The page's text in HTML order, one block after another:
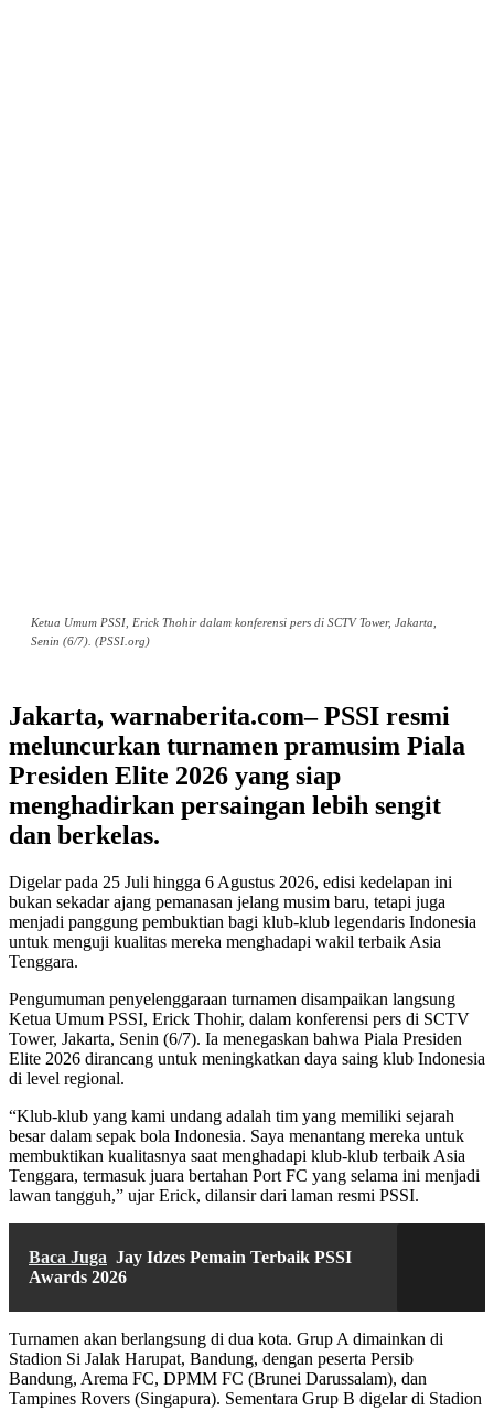
Ketua Umum PSSI, Erick Thohir dalam konferensi pers di SCTV Tower, Jakarta,
Senin (6/7). (PSSI.org)
Jakarta, warnaberita.com– PSSI resmi
meluncurkan turnamen pramusim Piala
Presiden Elite 2026 yang siap
menghadirkan persaingan lebih sengit
dan berkelas.
Digelar pada 25 Juli hingga 6 Agustus 2026, edisi kedelapan ini
bukan sekadar ajang pemanasan jelang musim baru, tetapi juga
menjadi panggung pembuktian bagi klub-klub legendaris Indonesia
untuk menguji kualitas mereka menghadapi wakil terbaik Asia
Tenggara.
Pengumuman penyelenggaraan turnamen disampaikan langsung
Ketua Umum PSSI, Erick Thohir, dalam konferensi pers di SCTV
Tower, Jakarta, Senin (6/7). Ia menegaskan bahwa Piala Presiden
Elite 2026 dirancang untuk meningkatkan daya saing klub Indonesia
di level regional.
“Klub-klub yang kami undang adalah tim yang memiliki sejarah
besar dalam sepak bola Indonesia. Saya menantang mereka untuk
membuktikan kualitasnya saat menghadapi klub-klub terbaik Asia
Tenggara, termasuk juara bertahan Port FC yang selama ini menjadi
lawan tangguh,” ujar Erick, dilansir dari laman resmi PSSI.
Baca Juga Jay Idzes Pemain Terbaik PSSI
Awards 2026
Turnamen akan berlangsung di dua kota. Grup A dimainkan di
Stadion Si Jalak Harupat, Bandung, dengan peserta Persib
Bandung, Arema FC, DPMM FC (Brunei Darussalam), dan
Tampines Rovers (Singapura). Sementara Grup B digelar di Stadion